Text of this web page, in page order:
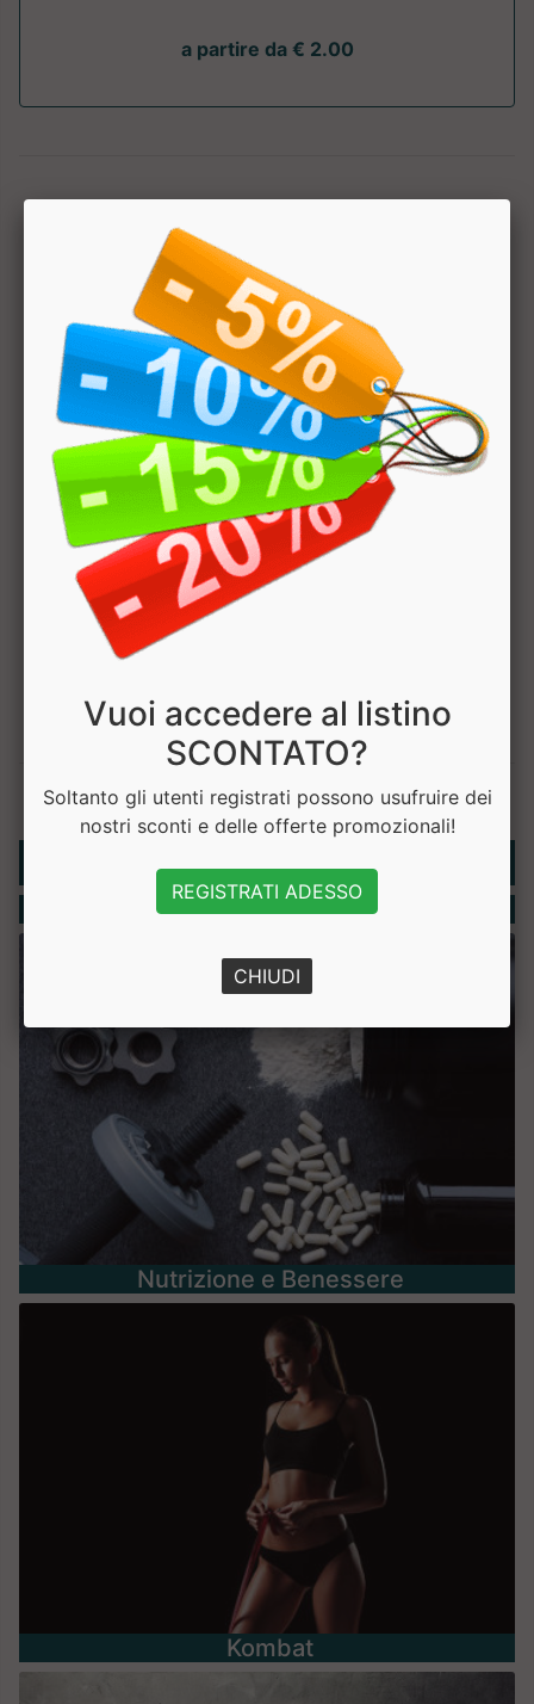
a partire da € 2.00
Hai bisogno di aiuto? Chatta con noi
Rubriche
Integratori
Nutrizione e Benessere
Kombat
Vuoi accedere al listino
SCONTATO?
Soltanto gli utenti registrati possono usufruire dei
nostri sconti e delle offerte promozionali!
REGISTRATI ADESSO
CHIUDI